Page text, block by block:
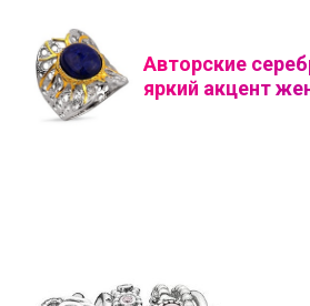
Авторские
яркий акцент